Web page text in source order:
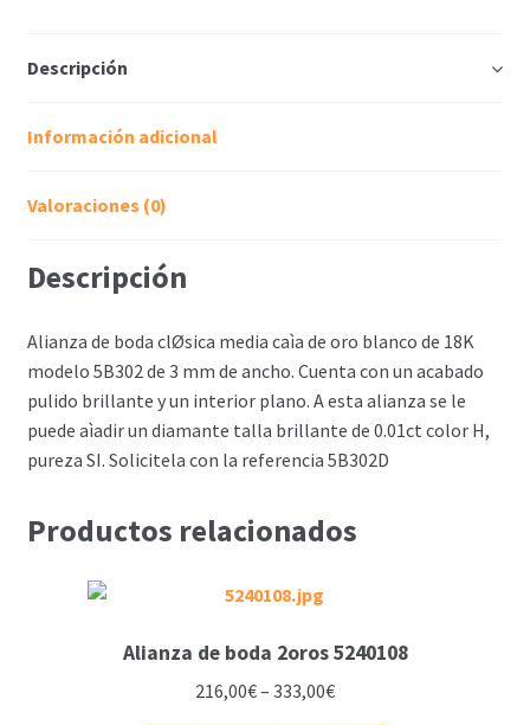
Descripción
Información adicional
Valoraciones (0)
Descripción
Alianza de boda clØsica media caìa de oro blanco de 18K
modelo 5B302 de 3 mm de ancho. Cuenta con un acabado
pulido brillante y un interior plano. A esta alianza se le
puede aìadir un diamante talla brillante de 0.01ct color H,
pureza SI. Solicitela con la referencia 5B302D
Productos relacionados
Alianza de boda 2oros 5240108
216,00€– 333,00€